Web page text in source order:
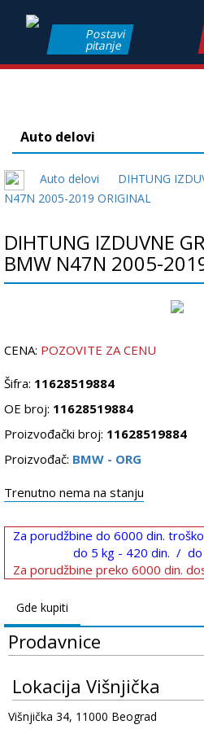
Postavi
pitanje
Auto delovi
Auto delovi
DIHTUNG
N47N 2005-2019 ORIGINAL
DIHTUNG IZDUVNE
BMW N47N 2005-
CENA: POZOVITE ZA CENU
Šifra: 11628519884
OE broj: 11628519884
Proizvođački broj: 11628519884
Proizvođač: BMW - ORG
Trenutno nema na stanju
Za porudžbine do 6000 din.
do 5 kg - 420 din. / do
Za porudžbine preko 6000 din.
Gde kupiti
Prodavnice
Lokacija Višnjička
Višnjička 34, 11000 Beograd